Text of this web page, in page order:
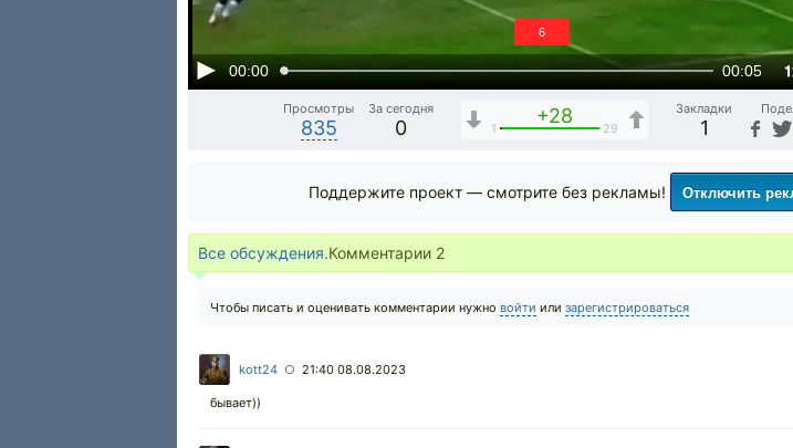
00:00 00:05
6
Просмотры
835
За сегодня
0
+28
1 29
Закладки
1
Поддержите проект — смотрите без рекламы! Отключить
Все обсуждения.Комментарии 2
Чтобы писать и оценивать комментарии нужно войти или зарегистрироваться
kott24 ○ 21:40 08.08.2023
бывает))